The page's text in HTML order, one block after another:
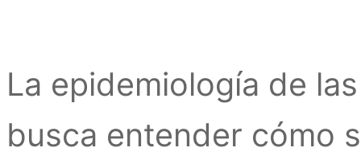
La epidemiología de
busca entender cómo